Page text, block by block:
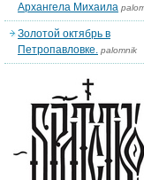
Архангела Михаила
Золотой октябрь в
Петропавловке. palomnik